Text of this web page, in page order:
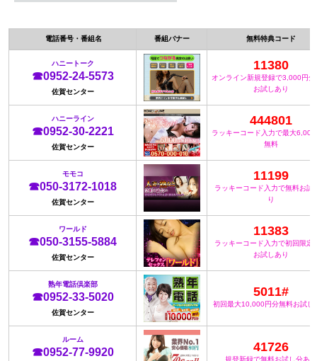
電話番号・番組名 番組バナー 無料特典コード
ハニートーク
☎0952-24-5573
佐賀センター
11380
オンライン新規登録で3,000円分
お試しあり
ハニーライン
☎0952-30-2221
佐賀センター
444801
ラッキーコード入力で最大6,000
無料
モモコ
☎050-3172-1018
佐賀センター
11199
ラッキーコード入力で無料お試
り
ワールド
☎050-3155-5884
佐賀センター
11383
ラッキーコード入力で初回限定
お試しあり
熟年電話倶楽部
☎0952-33-5020
佐賀センター
5011#
初回最大10,000円分無料お試し
ルーム
☎0952-77-9920 41726
規登新録で無料お試し分あり